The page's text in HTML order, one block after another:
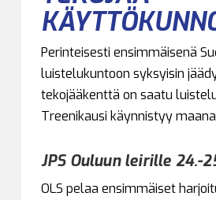
Perinteisesti ensimmäisenä
luistelukuntoon syksyisin
tekojääkenttä on saatu
Treenikausi käynnistyy
JPS Ouluun leirille 24.-
OLS pelaa ensimmäiset